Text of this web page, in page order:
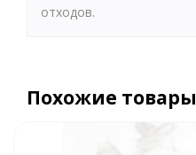
отходов.
Похожие товары